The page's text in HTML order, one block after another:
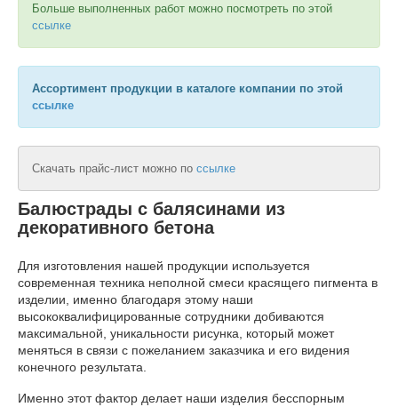
Больше выполненных работ можно посмотреть по этой
ссылке
Ассортимент продукции в каталоге компании по этой
ссылке
Скачать прайс-лист можно по ссылке
Балюстрады с балясинами из
декоративного бетона
Для изготовления нашей продукции используется
современная техника неполной смеси красящего пигмента в
изделии, именно благодаря этому наши
высококвалифицированные сотрудники добиваются
максимальной, уникальности рисунка, который может
меняться в связи с пожеланием заказчика и его видения
конечного результата.
Именно этот фактор делает наши изделия бесспорным